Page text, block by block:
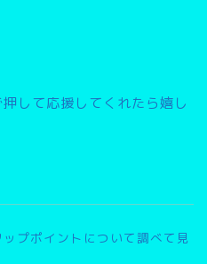
して応援してくれたら嬉し
ップポイントについて調べて見